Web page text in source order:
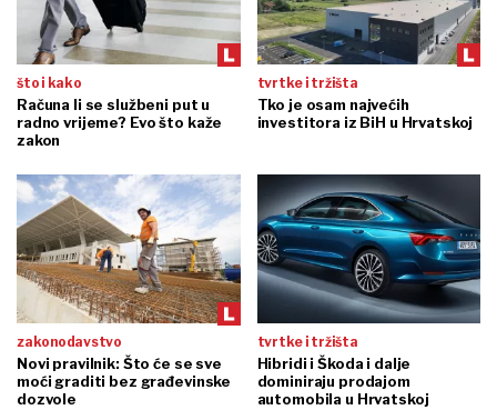
što i kako
Računa li se službeni put u
radno vrijeme? Evo što kaže
zakon
tvrtke i tržišta
Tko je osam najvećih
investitora iz BiH u Hrvatskoj
zakonodavstvo
Novi pravilnik: Što će se sve
moći graditi bez građevinske
dozvole
tvrtke i tržišta
Hibridi i Škoda i dalje
dominiraju prodajom
automobila u Hrvatskoj